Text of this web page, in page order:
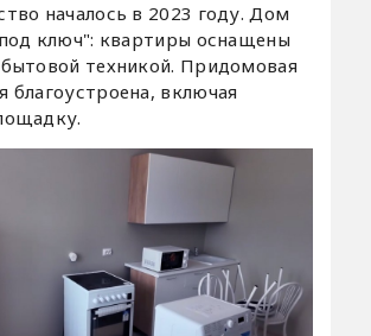
началось в 2023 году. Дом
ключ": квартиры оснащены
техникой. Придомовая
благоустроена, включая